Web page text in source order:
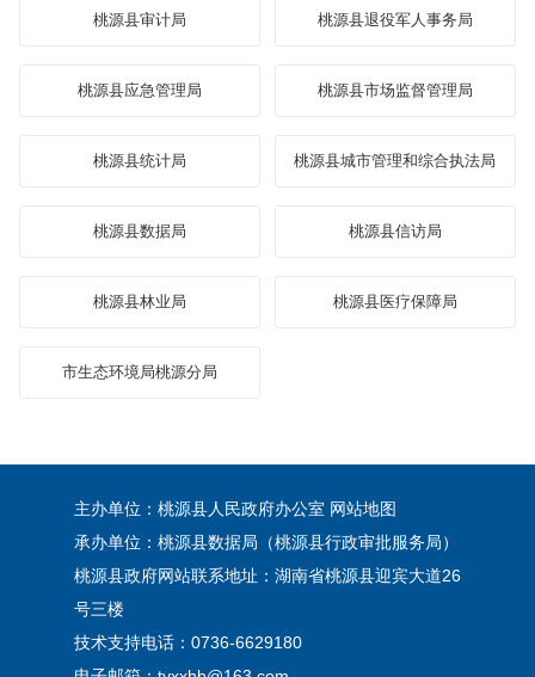
桃源县审计局 桃源县退役军人事务局
桃源县应急管理局 桃源县市场监督管理局
桃源县统计局 桃源县城市管理和综合执法局
桃源县数据局 桃源县信访局
桃源县林业局 桃源县医疗保障局
市生态环境局桃源分局
主办单位：桃源县人民政府办公室 网站地图
承办单位：桃源县数据局（桃源县行政审批服务局）
桃源县政府网站联系地址：湖南省桃源县迎宾大道26
号三楼
技术支持电话：0736-6629180